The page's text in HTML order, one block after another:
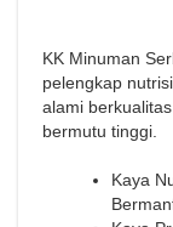
KK Minuman
pelengkap
alami
bermutu tinggi.
Kaya